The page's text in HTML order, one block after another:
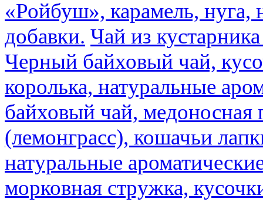
«Ройбуш», карамель, нуга,
добавки. Чай из
Черный байховый чай,
королька, натуральные
байховый чай, медоносная
(лемонграсс), кошачьи
натуральные
морковная стружка,